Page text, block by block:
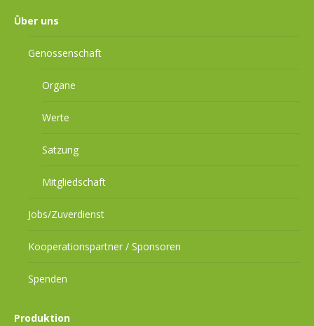
Über uns
Genossenschaft
Organe
Werte
Satzung
Mitgliedschaft
Jobs/Zuverdienst
Kooperationspartner / Sponsoren
Spenden
Produktion